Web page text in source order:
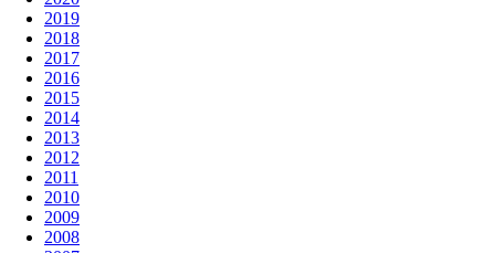
2019
2018
2017
2016
2015
2014
2013
2012
2011
2010
2009
2008